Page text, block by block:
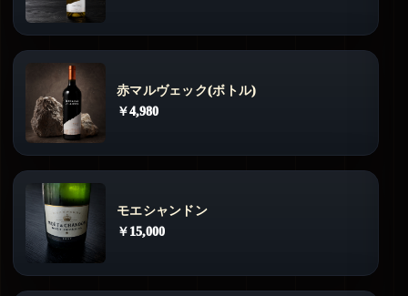
赤マルヴェック(ボトル)
￥4,980
モエシャンドン
￥15,000